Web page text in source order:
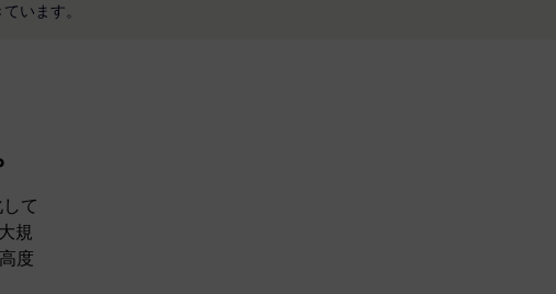
います。
て
規
度